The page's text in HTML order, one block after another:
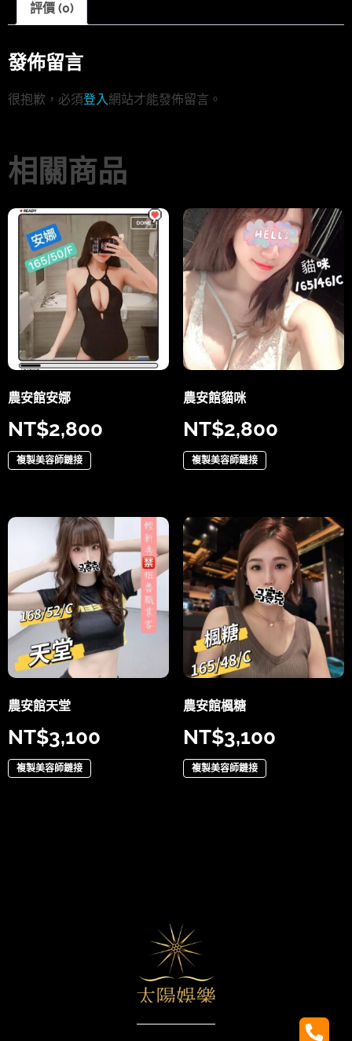
評價 (0)
發佈留言
很抱歉，必須登入網站才能發佈留言。
相關商品
農安館安娜
NT$2,800
複製美容師鏈接
農安館貓咪
NT$2,800
複製美容師鏈接
農安館天堂
NT$3,100
複製美容師鏈接
農安館楓糖
NT$3,100
複製美容師鏈接